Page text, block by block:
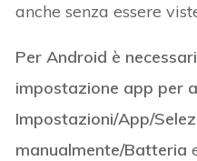
anche senza essere
Per Android è
impostazione app per
Impostazioni/App/
manualmente/Batteria